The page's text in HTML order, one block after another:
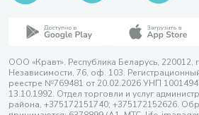
ООО «Кравт». Республика Беларусь, 220012,
Независимости, 76, оф. 103.
реестре №769481 от 20.02.2026 УНП
13.10.1992. Отдел торговли и услуг
района, +375172151740; +375172152626.